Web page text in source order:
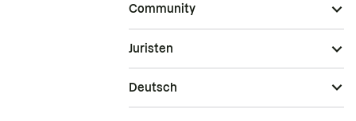
Community
Juristen
Deutsch